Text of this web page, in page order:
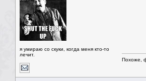
я умираю со скуки, когда меня кто-то
лечит.
Похоже,